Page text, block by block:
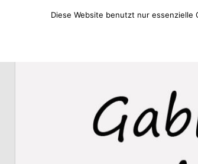
Diese Website benutzt nur